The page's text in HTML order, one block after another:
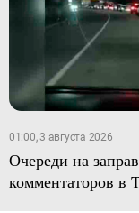
01:00, 3 августа 2026
Очереди на
комментаторов в